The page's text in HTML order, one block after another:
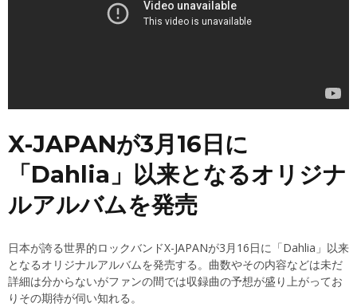
X-JAPANが3月16日に
「Dahlia」以来となるオリジナ
ルアルバムを発売
日本が誇る世界的ロックバンドX-JAPANが3月16日に「Dahlia」以来
となるオリジナルアルバムを発売する。曲数やその内容などは未だ
詳細は分からないがファンの間では収録曲の予想が盛り上がってお
りその期待が伺い知れる。